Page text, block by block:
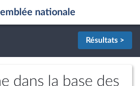
nationale
Résultats >
dans la base des